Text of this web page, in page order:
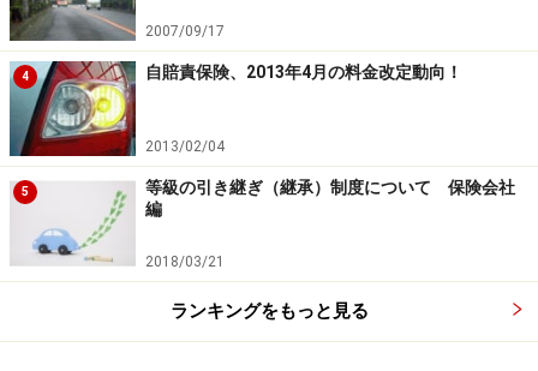
2007/09/17
4 自賠責保険、2013年4月の料金改定動向！
2013/02/04
5
等級の引き継ぎ（継承）制度について 保険会社
編
2018/03/21
ランキングをもっと見る